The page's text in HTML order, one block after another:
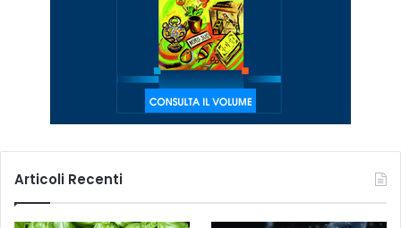
Articoli Recenti